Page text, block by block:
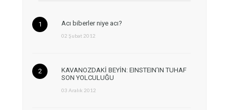
Acı biberler niye acı?
02 Şubat 2012
KAVANOZDAKİ BEYİN: EINSTEIN’IN TUHAF
SON YOLCULUĞU
03 Aralık 2012